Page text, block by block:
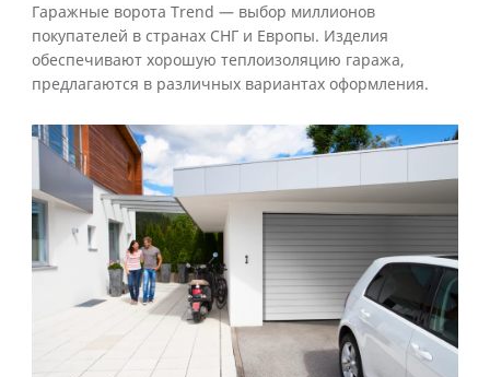
Гаражные ворота Trend — выбор миллионов
покупателей в странах СНГ и Европы. Изделия
обеспечивают хорошую теплоизоляцию гаража,
предлагаются в различных вариантах оформления.